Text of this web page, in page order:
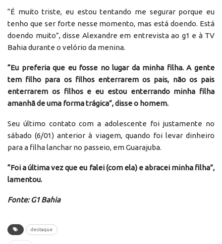
“É muito triste, eu estou tentando me segurar porque eu
tenho que ser forte nesse momento, mas está doendo. Está
doendo muito”, disse Alexandre em entrevista ao g1 e à TV
Bahia durante o velório da menina.
“Eu preferia que eu fosse no lugar da minha filha. A gente
tem filho para os filhos enterrarem os pais, não os pais
enterrarem os filhos e eu estou enterrando minha filha
amanhã de uma forma trágica”, disse o homem.
Seu último contato com a adolescente foi justamente no
sábado (6/01) anterior à viagem, quando foi levar dinheiro
para a filha lanchar no passeio, em Guarajuba.
“Foi a última vez que eu falei (com ela) e abracei minha filha”,
lamentou.
Fonte: G1 Bahia
destaque